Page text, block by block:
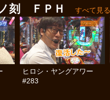
刻 ＦＰＨ すべて見る
ヒロシ・ヤングアワー
#283